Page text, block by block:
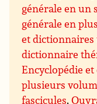
générale en un
générale en
et
dictionnaire
Encyclopédie
plusieurs
fascicules,